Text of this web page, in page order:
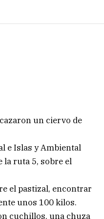
un ciervo de
e Islas y Ambiental
la ruta 5, sobre el
el pastizal, encontrar
unos 100 kilos.
cuchillos, una chuza